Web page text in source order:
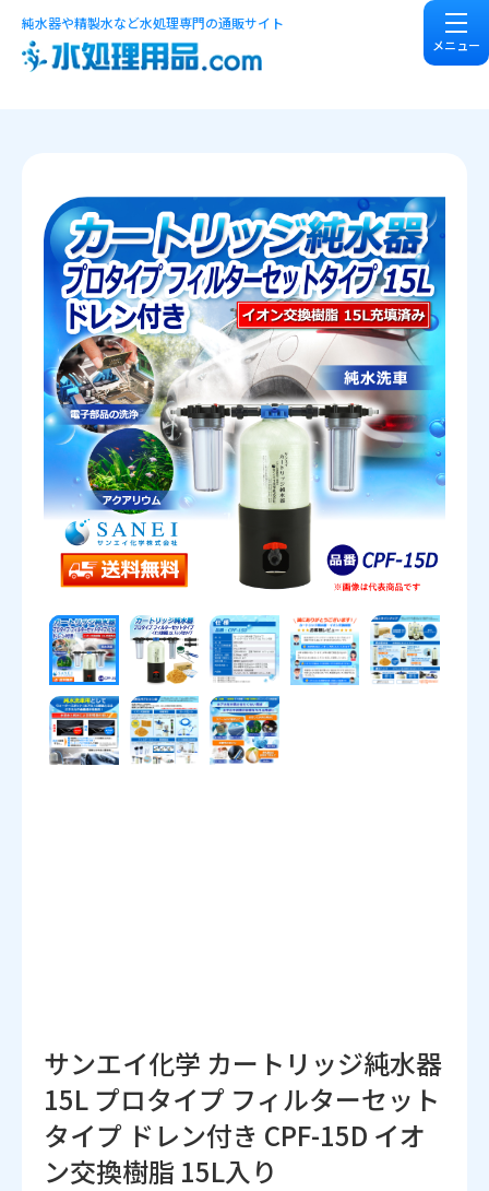
純水器や精製水など水処理専門の通販サイト
メニュー
サンエイ化学 カートリッジ純水器
15L プロタイプ フィルターセット
タイプ ドレン付き CPF-15D イオ
ン交換樹脂 15L入り